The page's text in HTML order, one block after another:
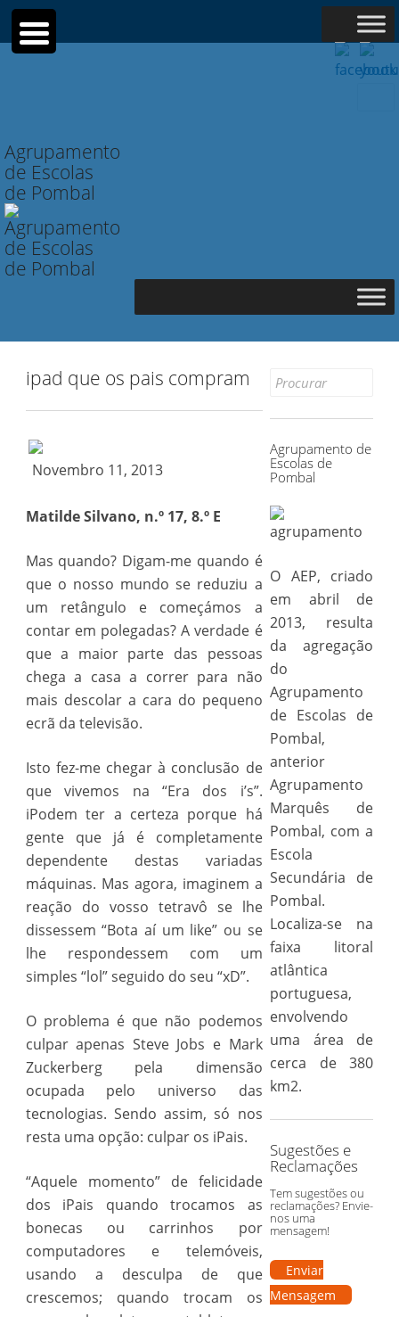
Agrupamento
de Escolas
de Pombal
ipad que os pais compram
Novembro 11, 2013
Matilde Silvano, n.º 17, 8.º E
Mas quando? Digam-me quando é
que o nosso mundo se reduziu a
um retângulo e começámos a
contar em polegadas? A verdade é
que a maior parte das pessoas
chega a casa a correr para não
mais descolar a cara do pequeno
ecrã da televisão.
Isto fez-me chegar à conclusão de
que vivemos na “Era dos i’s”.
iPodem ter a certeza porque há
gente que já é completamente
dependente destas variadas
máquinas. Mas agora, imaginem a
reação do vosso tetravô se lhe
dissessem “Bota aí um like” ou se
lhe respondessem com um
simples “lol” seguido do seu “xD”.
O problema é que não podemos
culpar apenas Steve Jobs e Mark
Zuckerberg pela dimensão
ocupada pelo universo das
tecnologias. Sendo assim, só nos
resta uma opção: culpar os iPais.
“Aquele momento” de felicidade
dos iPais quando trocamos as
bonecas ou carrinhos por
computadores e telemóveis,
usando a desculpa de que
crescemos; quando trocam os
Search
Agrupamento de
Escolas de
Pombal
O AEP, criado
em abril de
2013, resulta
da agregação
do
Agrupamento
de Escolas de
Pombal,
anterior
Agrupamento
Marquês de
Pombal, com a
Escola
Secundária de
Pombal.
Localiza-se na
faixa litoral
atlântica
portuguesa,
envolvendo
uma área de
cerca de 380
km2.
Sugestões e
Reclamações
Tem sugestões ou
reclamações? Envie-
nos uma
mensagem!
Enviar
Mensagem